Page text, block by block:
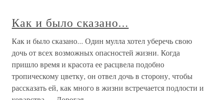
Как и было сказано...
Как и было сказано... Один мулла хотел уберечь свою
дочь от всех возможных опасностей жизни. Когда
пришло время и красота ее расцвела подобно
тропическому цветку, он отвел дочь в сторону, чтобы
рассказать ей, как много в жизни встречается подлости и